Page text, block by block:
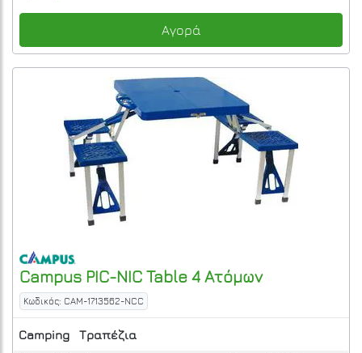
Αγορά
Campus PIC-NIC Table 4 Ατόμων
Κωδικός: CAM-1713562-NCC
Camping
Τραπέζια